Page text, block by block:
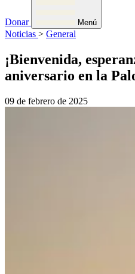
Donar Menú
Noticias > General
¡Bienvenida,
aniversario en la
09 de febrero de 2025